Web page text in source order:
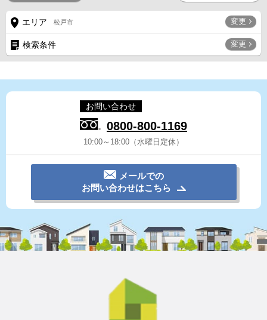
エリア 松戸市 変更
検索条件 変更
お問い合わせ
0800-800-1169
10:00～18:00（水曜日定休）
メールでの
お問い合わせはこちら